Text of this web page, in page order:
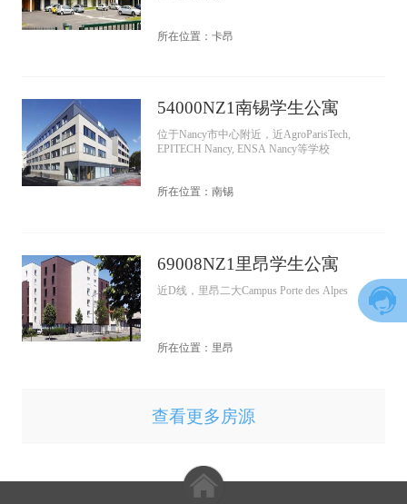
所在位置：卡昂
54000NZ1南锡学生公寓
位于Nancy市中心附近，近AgroParisTech,
EPITECH Nancy, ENSA Nancy等学校
所在位置：南锡
69008NZ1里昂学生公寓
近D线，里昂二大Campus Porte des Alpes
所在位置：里昂
查看更多房源